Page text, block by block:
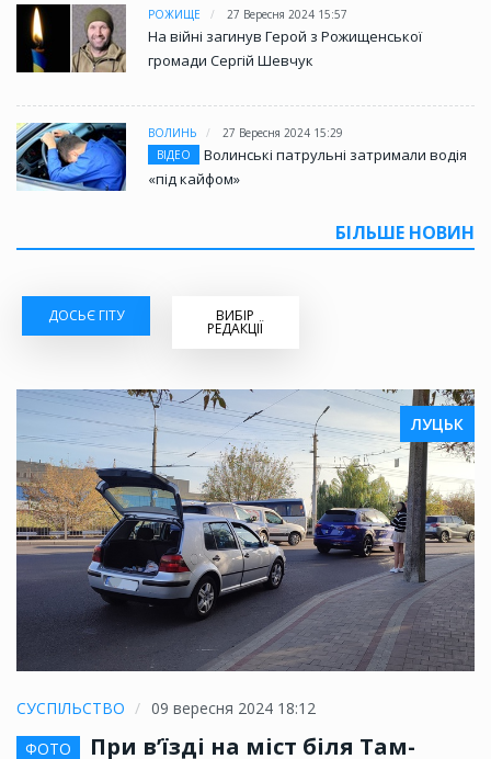
РОЖИЩЕ 27 Вересня 2024 15:57
На війні загинув Герой з Рожищенської
громади Сергій Шевчук
ВОЛИНЬ
27 Вересня 2024 15:29
ВІДЕО
Волинські патрульні затримали водія
«під кайфом»
БІЛЬШЕ НОВИН
ДОСЬЄ ГІТУ ВИБІР
РЕДАКЦІЇ
ЛУЦЬК
СУСПІЛЬСТВО
09 вересня 2024 18:12
ФОТО
При в’їзді на міст біля Там-